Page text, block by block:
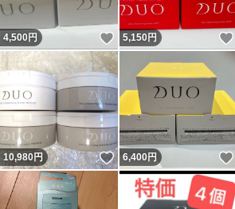
4,500円 いいね！
5,150円
10,980円 いいね！
6,400円